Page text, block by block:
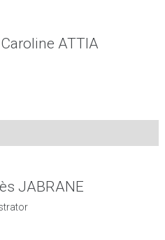
Caroline ATTIA
JABRANE